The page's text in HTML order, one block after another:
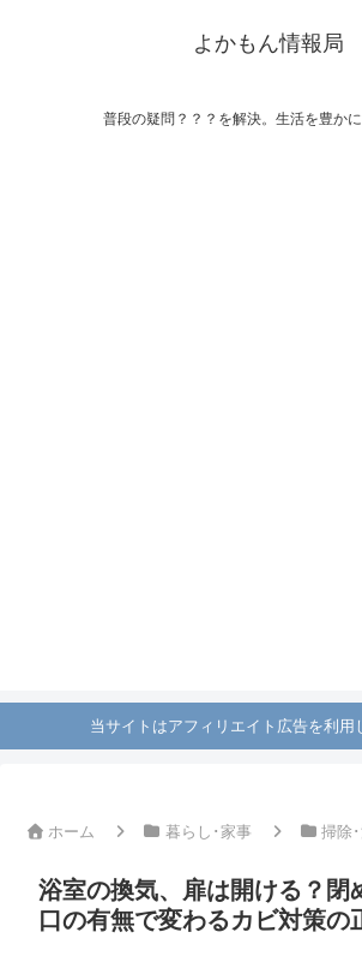
よかもん情報局
普段の疑問？？？を解決。生活を豊か
当サイトはアフィリエイト広告を利用
ホーム 暮らし･家事 掃除
浴室の換気、扉は開ける？閉
口の有無で変わるカビ対策の